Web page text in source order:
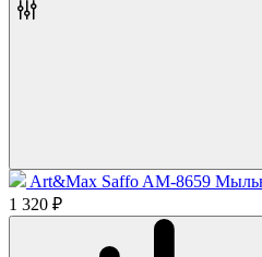
Art&Max Saffo AM-8659
1 320 ₽